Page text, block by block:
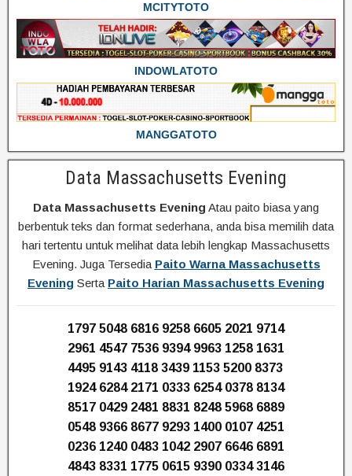
MCITYTOTO
INDOWLATOTO
MANGGATOTO
Data Massachusetts Evening
Data Massachusetts Evening Atau paito biasa yang
berbentuk teks dan format sederhana, anda bisa memilih data
hari tertentu untuk melihat data lebih lengkap Massachusetts
Evening. Juga Tersedia Paito Warna Massachusetts
Evening Serta Paito Harian Massachusetts Evening
1797 5048 6816 9258 6605 2021 9714
2961 4547 7536 9394 9963 1258 1631
4495 9143 4118 3439 1153 5200 8373
1924 6284 2171 0333 6254 0378 8134
8517 0429 2481 8831 8248 5968 6889
0548 9366 8677 9293 1400 0107 4251
0236 1240 0483 1042 2907 6646 6891
4843 8331 1775 0615 9390 0334 3146